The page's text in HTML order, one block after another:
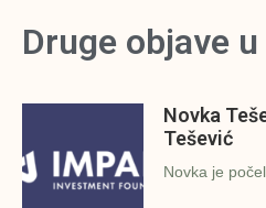
Druge objave
Novka
Tešević
Novka je